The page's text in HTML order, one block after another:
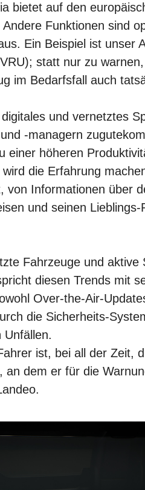
bietet auf den
Funktionen sind
Ein Beispiel ist unser
statt nur zu
im Bedarfsfall auch
und vernetztes
-managern
einer höheren
die Erfahrung
von Informationen über
und seinen
Fahrzeuge und aktive
diesen Trends mit
Over-the-Air-
die Sicherheits-
Unfällen.
ist, bei all der Zeit,
dem er für die